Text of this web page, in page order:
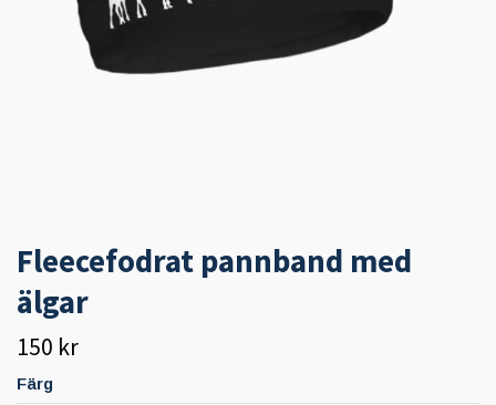
Fleecefodrat pannband med
älgar
150 kr
Färg